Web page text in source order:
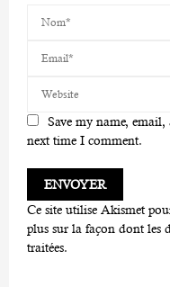
Save my name,
next time I comment.
Ce site utilise Akismet
plus sur la façon dont les
traitées.